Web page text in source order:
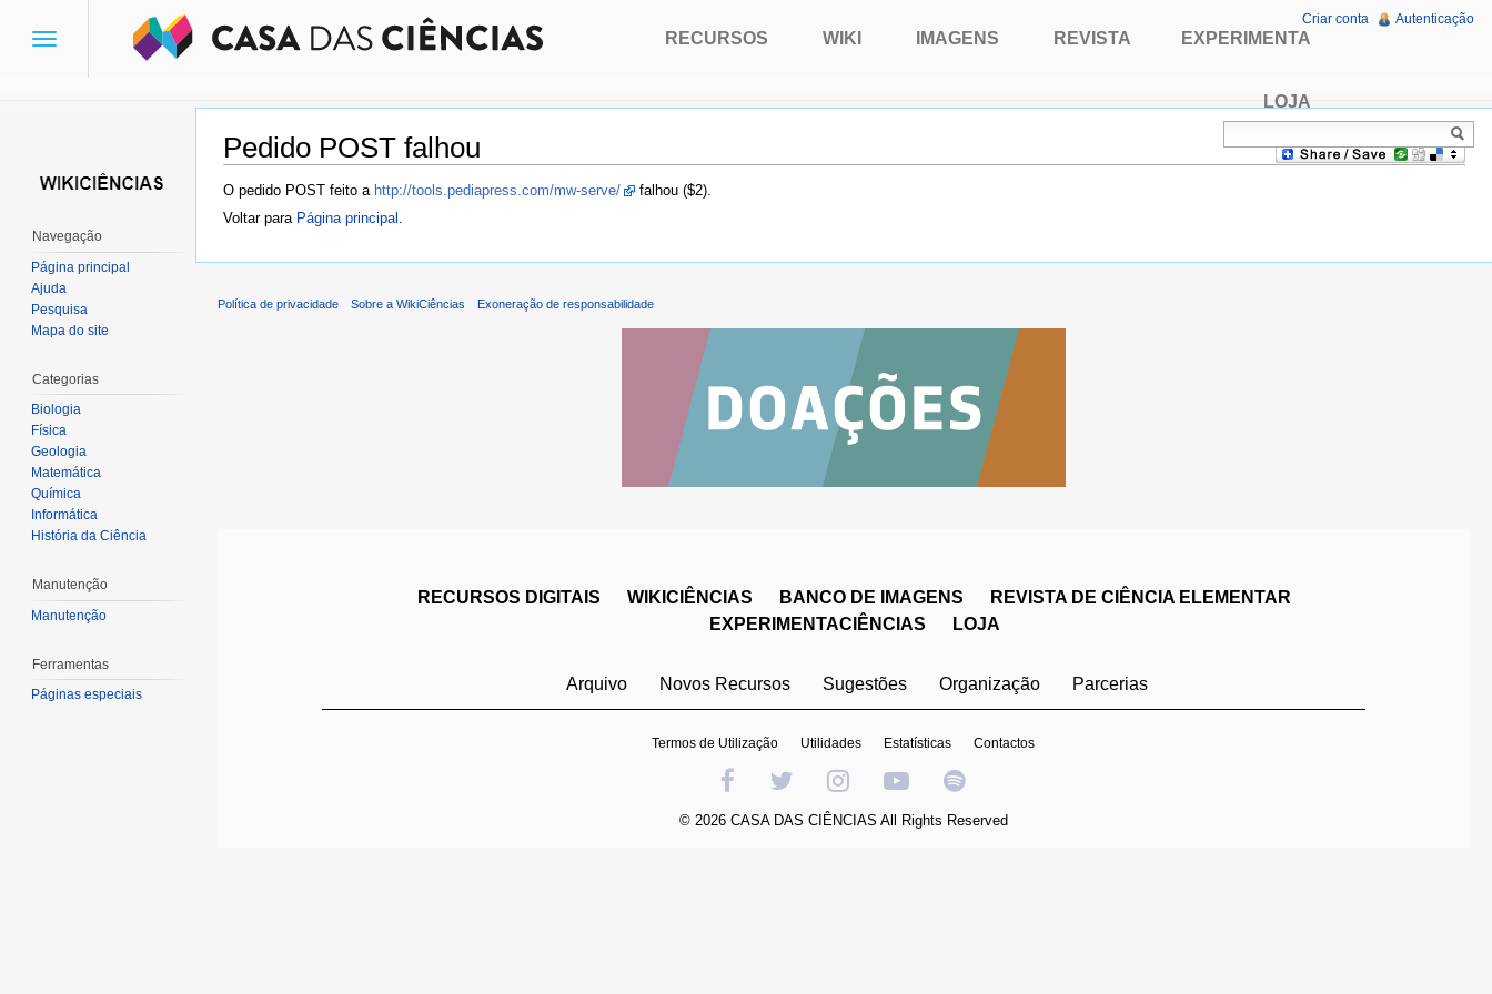
Pedido POST falhou
Ir para:navegação,pesquisa
O pedido POST feito a http://tools.pediapress.com/mw-serve/
falhou ($2).
Voltar para Página principal
Toggle
RECURSOS WIKI IMAGENS REVISTA EXPERIMENTA
LOJA
Criar conta Autenticação
Navegação
Página principal
Ajuda
Pesquisa
Mapa do site
Categorias
Biologia
Física
Geologia
Matemática
Química
Informática
História da Ciência
Manutenção
Manutenção
Ferramentas
Páginas especiais
Política de privacidade Sobre a WikiCiências Exoneração de responsabilidade
RECURSOS DIGITAIS WIKICIÊNCIAS BANCO DE IMAGENS
REVISTA DE CIÊNCIA ELEMENTAR
EXPERIMENTACIÊNCIAS
LOJA
Arquivo Novos Recursos Sugestões Organização Parcerias
Termos de Utilização Utilidades Estatísticas Contactos
© 2026 CASA DAS CIÊNCIAS All Rights Reserved